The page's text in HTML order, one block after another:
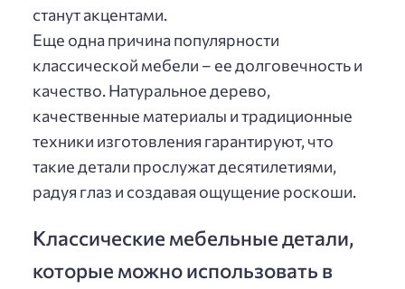
станут акцентами.
Еще одна причина популярности
классической мебели – ее долговечность и
качество. Натуральное дерево,
качественные материалы и традиционные
техники изготовления гарантируют, что
такие детали прослужат десятилетиями,
радуя глаз и создавая ощущение роскоши.
Классические мебельные детали,
которые можно использовать в